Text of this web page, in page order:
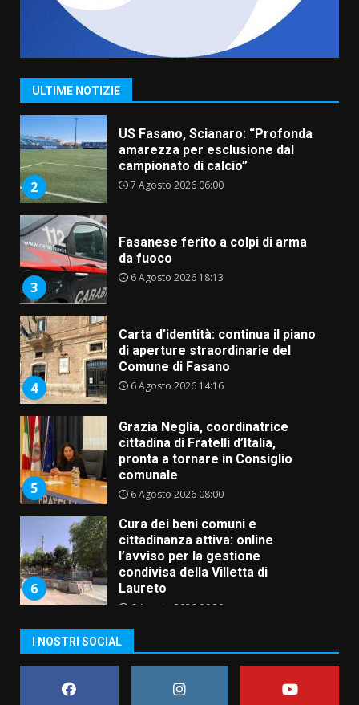
ULTIME NOTIZIE
2
US Fasano, Scianaro: “Profonda
amarezza per esclusione dal
3
Fasanese ferito a colpi di arma
da fuoco
6 Agosto 2026 18:13
4
Carta d’identità: continua il piano
di aperture straordinarie del
Comune di Fasano
6 Agosto 2026 14:16
5
Grazia Neglia, coordinatrice
cittadina di Fratelli d’Italia,
pronta a tornare in Consiglio
comunale
6 Agosto 2026 08:00
6
Cura dei beni comuni e
cittadinanza attiva: online
l’avviso per la gestione
condivisa della Villetta di
Laureto
7
La magia del Minareto e la prima
assoluta de “L’Albergo
Belvedere. Il rapimento”
6 Agosto 2026 06:15
“I Contestatori: Musica di
Rivoluzione”: nuovo
7 Agosto 2026 06:05
I NOSTRI SOCIAL